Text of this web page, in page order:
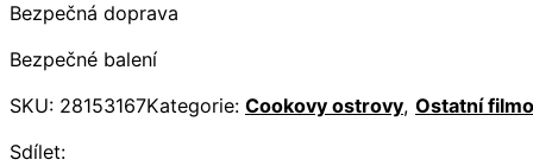
Bezpečná doprava
Bezpečné balení
SKU: 28153167Kategorie: Cookovy ostrovy, Ostatní
Sdílet: